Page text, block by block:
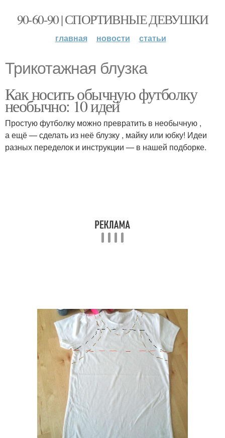
90-60-90 | СПОРТИВНЫЕ ДЕВУШКИ
главная новости статьи
Трикотажная блузка
Как носить обычную футболку
необычно: 10 идей
Простую футболку можно превратить в необычную ,
а ещё — сделать из неё блузку , майку или юбку! Идеи
разных переделок и инструкции — в нашей подборке.